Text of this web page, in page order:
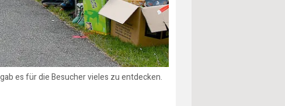
es für die Besucher vieles zu entdecken.